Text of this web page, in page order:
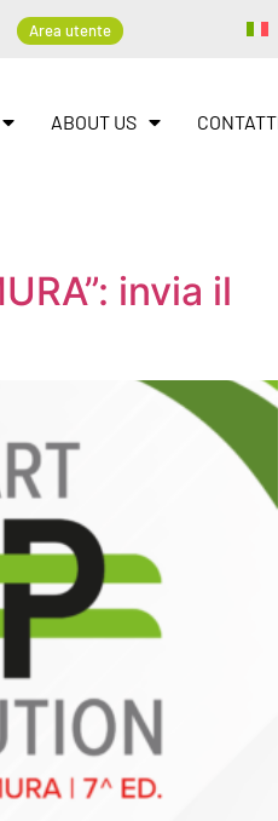
Area utente
ABOUT US
invia il